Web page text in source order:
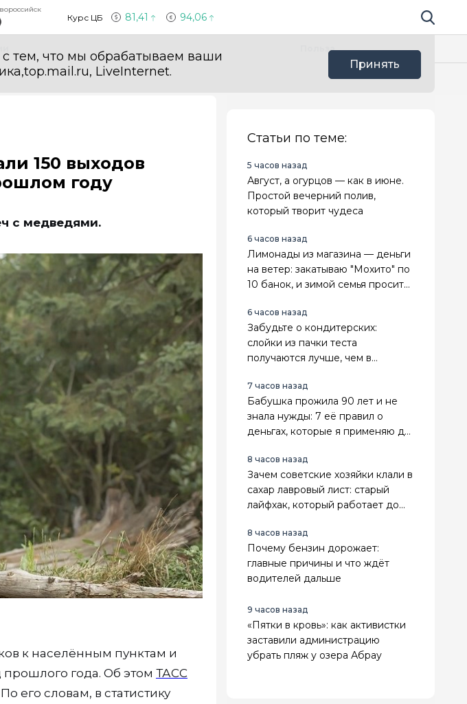
Курс ЦБ 81,41 94,06 Поиск по
с тем, что мы обрабатываем ваши
LiveInternet.
Принять
Польза
150 выходов
году
с медведями.
к населённым пунктам и
прошлого года. Об этом ТАСС
его словам, в статистику
Статьи по теме:
5 часов назад
Август, а огурцов — как в июне.
Простой вечерний полив,
который творит чудеса
6 часов назад
Лимонады из магазина — деньги
на ветер: закатываю "Мохито" по
10 банок, и зимой семья просит
6 часов назад
Забудьте о кондитерских:
слойки из пачки теста
получаются лучше, чем в
7 часов назад
Бабушка прожила 90 лет и не
знала нужды: 7 её правил о
деньгах, которые я применяю до
8 часов назад
Зачем советские хозяйки клали в
сахар лавровый лист: старый
лайфхак, который работает до
8 часов назад
Почему бензин дорожает:
главные причины и что ждёт
водителей дальше
9 часов назад
«Пятки в кровь»: как активистки
заставили администрацию
убрать пляж у озера Абрау